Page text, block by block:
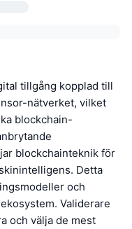
tillgång kopplad till
nätverket, vilket
blockchain-
blockchainteknik för
Detta
och
Validerare
och välja de mest